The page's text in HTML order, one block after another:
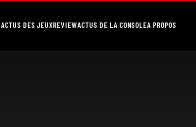
ACTUS DES JEUXREVIEWACTUS DE LA CONSOLEA PROPOS